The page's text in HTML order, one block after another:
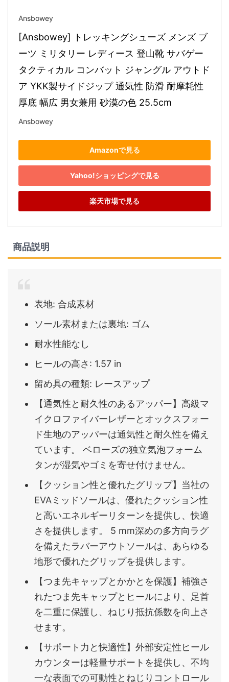
Ansbowey
[Ansbowey] トレッキングシューズ メンズ ブ
ーツ ミリタリー レディース 登山靴 サバゲー
タクティカル コンバット ジャングル アウトド
ア YKK製サイドジップ 通気性 防滑 耐摩耗性
厚底 幅広 男女兼用 砂漠の色 25.5cm
Ansbowey
Amazonで見る
Yahoo!ショッピングで見る
楽天市場で見る
商品説明
表地: 合成素材
ソール素材または裏地: ゴム
耐水性能なし
ヒールの高さ: 1.57 in
留め具の種類: レースアップ
【通気性と耐久性のあるアッパー】高級マ
イクロファイバーレザーとオックスフォー
ド生地のアッパーは通気性と耐久性を備え
ています。 ベローズの独立気泡フォーム
タンが湿気やゴミを寄せ付けません。
【クッション性と優れたグリップ】当社の
EVAミッドソールは、優れたクッション性
と高いエネルギーリターンを提供し、快適
さを提供します。 5 mm深めの多方向ラグ
を備えたラバーアウトソールは、あらゆる
地形で優れたグリップを提供します。
【つま先キャップとかかとを保護】補強さ
れたつま先キャップとヒールにより、足首
を二重に保護し、ねじり抵抗係数を向上さ
せます。
【サポート力と快適性】外部安定性ヒール
カウンターは軽量サポートを提供し、不均
一な表面での可動性とねじりコントロール